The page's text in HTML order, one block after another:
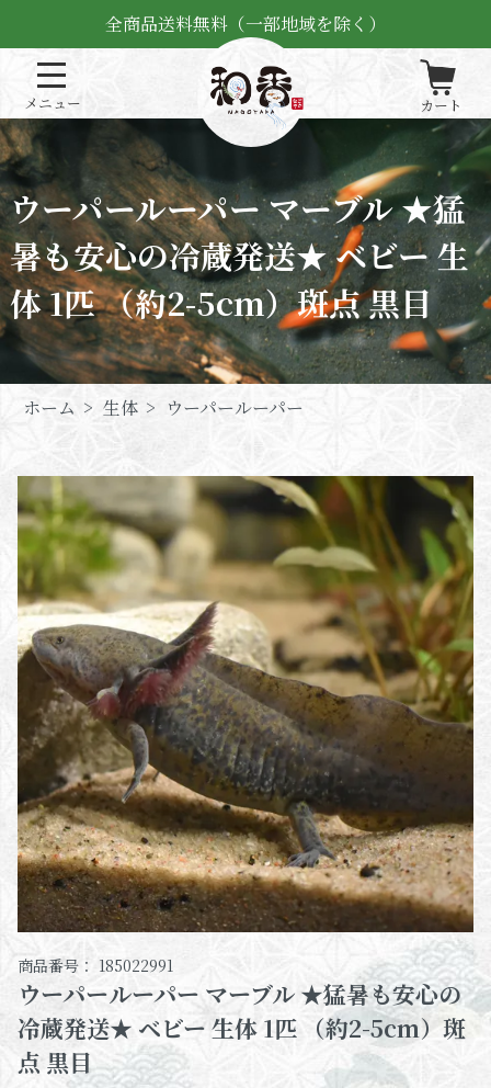
全商品送料無料（一部地域を除く）
ウーパールーパー マーブル ★猛
暑も安心の冷蔵発送★ ベビー 生
体 1匹 （約2-5cm）斑点 黒目
ホーム > 生体 > ウーパールーパー
商品番号： 185022991
ウーパールーパー マーブル ★猛暑も安心の
冷蔵発送★ ベビー 生体 1匹 （約2-5cm）斑
点 黒目